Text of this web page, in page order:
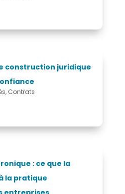
construction juridique
, Contrats
: ce que la
la pratique